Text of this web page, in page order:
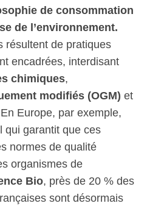
de consommation
de l’environnement.
résultent de pratiques
encadrées, interdisant
chimiques,
modifiés (OGM) et
Europe, par exemple,
qui garantit que ces
normes de qualité
organismes de
Bio, près de 20 % des
sont désormais